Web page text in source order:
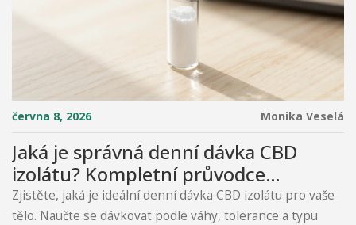
června 8, 2026 Monika Veselá
Jaká je správná denní dávka CBD
izolátu? Kompletní průvodce
dávkováním
Zjistěte, jaká je ideální denní dávka CBD izolátu pro vaše
tělo. Naučte se dávkovat podle váhy, tolerance a typu